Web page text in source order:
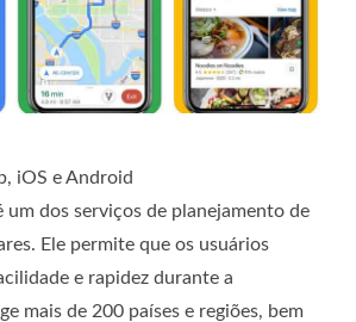
iOS e Android
um dos serviços de planejamento de
Ele permite que os usuários
e rapidez durante a
mais de 200 países e regiões, bem